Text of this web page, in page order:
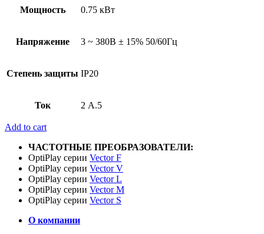
Мощность 0.75 кВт
Напряжение 3 ~ 380В ± 15% 50/60Гц
Степень защиты IP20
Ток 2 А.5
Add to cart
ЧАСТОТНЫЕ ПРЕОБРАЗОВАТЕЛИ:
OptiPlay серии Vector F
OptiPlay серии Vector V
OptiPlay серии Vector L
OptiPlay серии Vector M
OptiPlay серии Vector S
О компании